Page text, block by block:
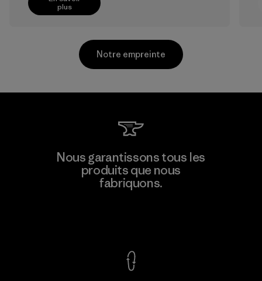
plus
Kwang Viet Garment Co., Ltd
Notre empreinte
Nous garantissons tous les
produits que nous
fabriquons.